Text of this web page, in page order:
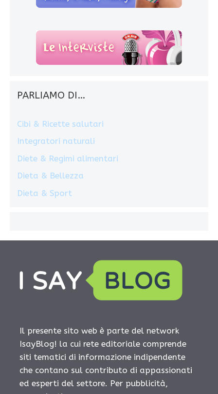
PARLIAMO DI…
Cibi & Ricette salutari
Integratori naturali
Diete & Regimi alimentari
Dieta & Bellezza
Dieta & Sport
Il presente sito web è parte del network
IsayBlog! la cui rete editoriale comprende
siti tematici di informazione indipendente
che contano sul contributo di appassionati
ed esperti del settore. Per pubblicità,